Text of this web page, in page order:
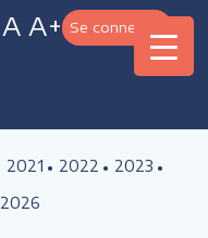
A A+ Se connecter
2021 2022
2023
2026